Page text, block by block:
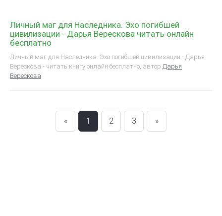
Личный маг для Наследника. Эхо погибшей
цивилизации - Дарья Верескова читать онлайн
бесплатно
Личный маг для Наследника. Эхо погибшей цивилизации - Дарья
Верескова - читать книгу онлайн бесплатно, автор Дарья
Верескова
« 1 2 3 »